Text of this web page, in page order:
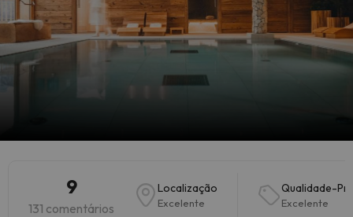
9
131 comentários
Localização
Excelente
Qualidade-
Excelente